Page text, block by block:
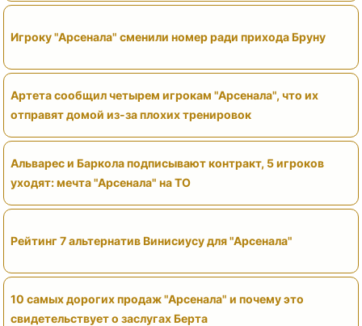
Игроку "Арсенала" сменили номер ради прихода Бруну
Артета сообщил четырем игрокам "Арсенала", что их
отправят домой из-за плохих тренировок
Альварес и Баркола подписывают контракт, 5 игроков
уходят: мечта "Арсенала" на ТО
Рейтинг 7 альтернатив Винисиусу для "Арсенала"
10 самых дорогих продаж "Арсенала" и почему это
свидетельствует о заслугах Берта